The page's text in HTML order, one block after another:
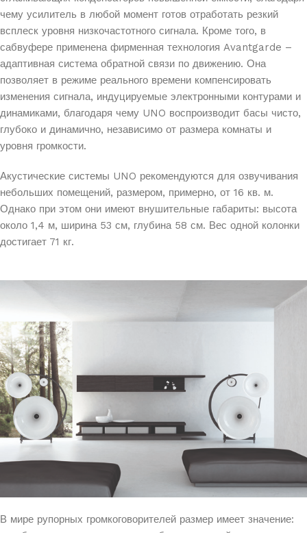
чему усилитель в любой момент готов отработать резкий
всплеск уровня низкочастотного сигнала. Кроме того, в
сабвуфере применена фирменная технология Avantgarde –
адаптивная система обратной связи по движению. Она
позволяет в режиме реального времени компенсировать
изменения сигнала, индуцируемые электронными контурами и
динамиками, благодаря чему UNO воспроизводит басы чисто,
глубоко и динамично, независимо от размера комнаты и
уровня громкости.
Акустические системы UNO рекомендуются для озвучивания
небольших помещений, размером, примерно, от 16 кв. м.
Однако при этом они имеют внушительные габариты: высота
около 1,4 м, ширина 53 см, глубина 58 см. Вес одной колонки
достигает 71 кг.
В мире рупорных громкоговорителей размер имеет значение: